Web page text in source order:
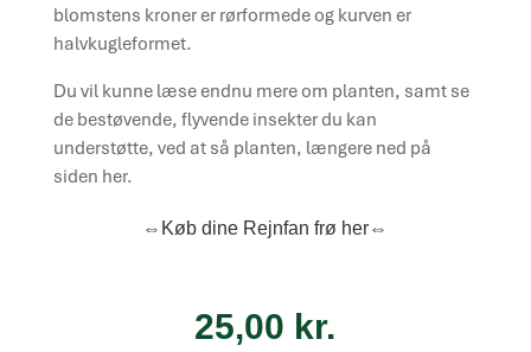
blomstens kroner er rørformede og kurven er
halvkugleformet.
Du vil kunne læse endnu mere om planten, samt se
de bestøvende, flyvende insekter du kan
understøtte, ved at så planten, længere ned på
siden her.
⇔Køb dine Rejnfan frø her⇔
25,00 kr.